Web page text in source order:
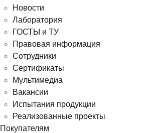
Новости
Лаборатория
ГОСТЫ и ТУ
Правовая информация
Сотрудники
Сертификаты
Мультимедиа
Вакансии
Испытания продукции
Реализованные проекты
Покупателям